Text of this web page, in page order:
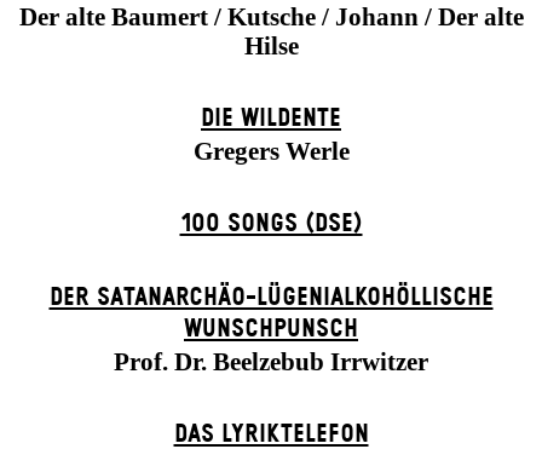
Der alte Baumert / Kutsche / Johann / Der alte
Hilse
DIE WILDENTE
Gregers Werle
100 SONGS (DSE)
DER SATANARCHÄO-LÜGENIALKOHÖLLISCHE
WUNSCHPUNSCH
Prof. Dr. Beelzebub Irrwitzer
DAS LYRIKTELEFON